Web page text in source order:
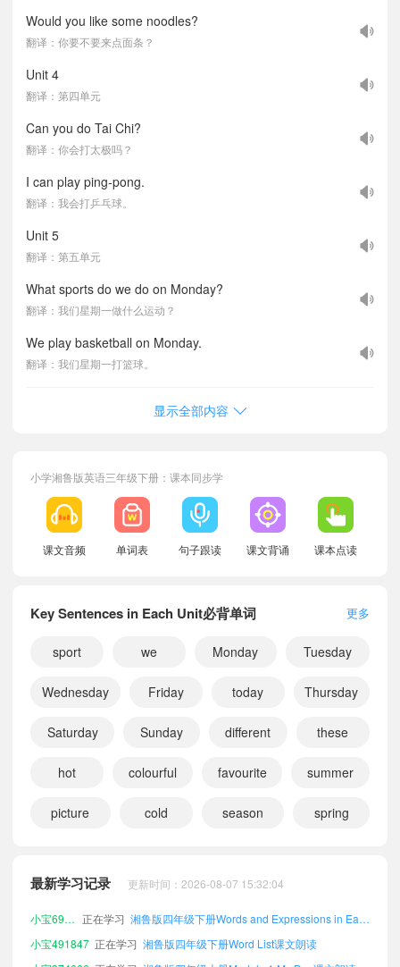
Would you like some noodles?
翻译：你要不要来点面条？
Unit 4
翻译：第四单元
Can you do Tai Chi?
翻译：你会打太极吗？
I can play ping-pong.
翻译：我会打乒乓球。
Unit 5
翻译：第五单元
What sports do we do on Monday?
翻译：我们星期一做什么运动？
We play basketball on Monday.
翻译：我们星期一打篮球。
显示全部内容
小学湘鲁版英语三年级下册：课本同步学
课文音频 单词表 句子跟读 课文背诵 课本点读
Key Sentences in Each Unit必背单词 更多
sport we Monday Tuesday
Wednesday Friday today Thursday
Saturday Sunday different these
hot colourful favourite summer
picture cold season spring
最新学习记录 更新时间：2026-08-07 15:32:04
小宝833238 正在学习 湘鲁版五年级上册Module 2 Sports课文朗读
小宝692909 正在学习
湘鲁版四年级下册Words and Expressions in Each Unit课文朗读
小宝491847 正在学习 湘鲁版四年级下册Word List课文朗读